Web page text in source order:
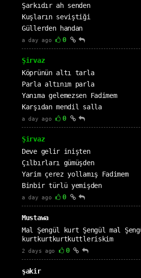
Şarkıdır ah senden
Kuşların seviştiği
Güllerden handan
a day ago 0
Şirvaz
Köprünün altı tarla
Parla altınım parla
Yanıma gelemezsen Fadimem
Karşıdan mendil salla
a day ago 0
Şirvaz
Deve gelir inişten
Çılbırları gümüşden
Yarim çerez yollamış Fadimem
Binbir türlü yemişden
a day ago 0
Mustawa
Mal Şengül kurt Şengül mal
kurtkurtkurtkuttleriskim
2 days ago 0
şakir